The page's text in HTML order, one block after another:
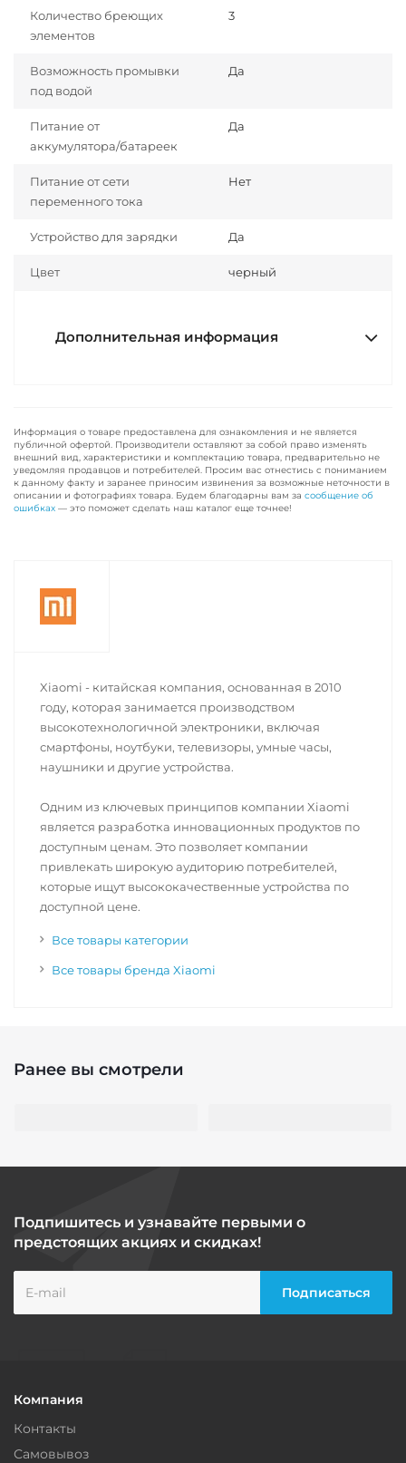
Количество бреющих
элементов
3
Возможность промывки
под водой
Да
Питание от
аккумулятора/батареек
Да
Питание от сети
переменного тока
Нет
Устройство для зарядки Да
Цвет черный
Дополнительная информация
Информация о товаре предоставлена для ознакомления и не является
публичной офертой. Производители оставляют за собой право изменять
внешний вид, характеристики и комплектацию товара, предварительно не
уведомляя продавцов и потребителей. Просим вас отнестись с пониманием
к данному факту и заранее приносим извинения за возможные неточности в
описании и фотографиях товара. Будем благодарны вам за сообщение об
ошибках — это поможет сделать наш каталог еще точнее!
Xiaomi - китайская компания, основанная в 2010
году, которая занимается производством
высокотехнологичной электроники, включая
смартфоны, ноутбуки, телевизоры, умные часы,
наушники и другие устройства.
Одним из ключевых принципов компании Xiaomi
является разработка инновационных продуктов по
доступным ценам. Это позволяет компании
привлекать широкую аудиторию потребителей,
которые ищут высококачественные устройства по
доступной цене.
Все товары категории
Все товары бренда Xiaomi
Ранее вы смотрели
Подпишитесь и узнавайте первыми о
предстоящих акциях и скидках!
Компания
Контакты
Самовывоз